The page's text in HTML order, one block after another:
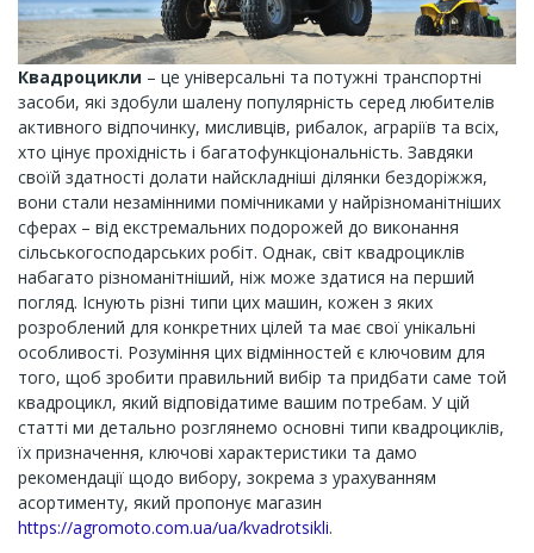
Квадроцикли – це універсальні та потужні транспортні
засоби, які здобули шалену популярність серед любителів
активного відпочинку, мисливців, рибалок, аграріїв та всіх,
хто цінує прохідність і багатофункціональність. Завдяки
своїй здатності долати найскладніші ділянки бездоріжжя,
вони стали незамінними помічниками у найрізноманітніших
сферах – від екстремальних подорожей до виконання
сільськогосподарських робіт. Однак, світ квадроциклів
набагато різноманітніший, ніж може здатися на перший
погляд. Існують різні типи цих машин, кожен з яких
розроблений для конкретних цілей та має свої унікальні
особливості. Розуміння цих відмінностей є ключовим для
того, щоб зробити правильний вибір та придбати саме той
квадроцикл, який відповідатиме вашим потребам. У цій
статті ми детально розглянемо основні типи квадроциклів,
їх призначення, ключові характеристики та дамо
рекомендації щодо вибору, зокрема з урахуванням
асортименту, який пропонує магазин
https://agromoto.com.ua/ua/kvadrotsikli.